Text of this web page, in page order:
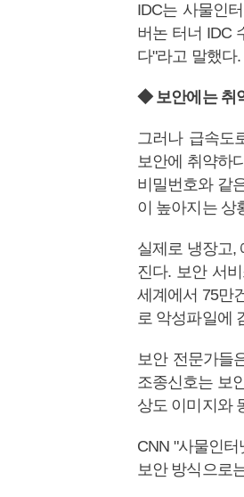
IDC는 사물인
버논 터너 IDC
다"라고 말했다.
◆ 보안에는 취
그러나 급속도
보안에 취약하
비밀번호와 같
이 높아지는 상
실제로 냉장고,
진다. 보안 서
세계에서 75만
로 악성파일에
보안 전문가들
조종신호는 보
상도 이미지와
CNN "사물인
보안 방식으로